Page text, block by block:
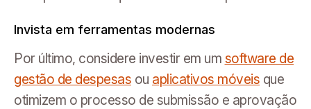
Invista em ferramentas modernas
Por último, considere investir em um software de
gestão de despesas ou aplicativos móveis que
otimizem o processo de submissão e aprovação